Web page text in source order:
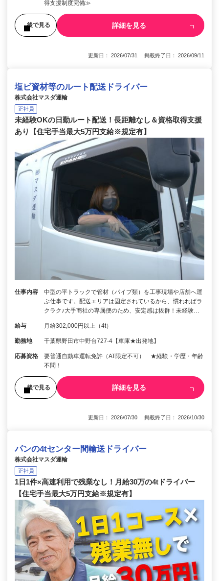
得支援制度完備≫
後で見る 詳細を見る
更新日： 2026/07/31 掲載終了日： 2026/09/11
塩ビ資材等のルート配送ドライバー
株式会社マスダ運輸
正社員
未経験OKの日勤ルート配送！長距離なし＆資格取得支援
あり【住宅手当最大5万円支給※規定有】
仕事内容
中型の平トラックで管材（パイプ類）を工事現場や店舗へ運
ぶ仕事です。配送エリアは固定されているから、慣れればラ
クラク♪大手商社の専属便のため、安定感は抜群！未経験…
給与 月給302,000円以上（4t）
勤務地 千葉県野田市中野台727-4【車庫★出発地】
応募資格
要普通自動車運転免許（AT限定不可） ★経験・学歴・年齢
不問！
後で見る 詳細を見る
更新日： 2026/07/30 掲載終了日： 2026/10/30
パンの4tセンター間輸送ドライバー
株式会社マスダ運輸
正社員
1日1件×高速利用で残業なし！月給30万の4tドライバー
【住宅手当最大5万円支給※規定有】